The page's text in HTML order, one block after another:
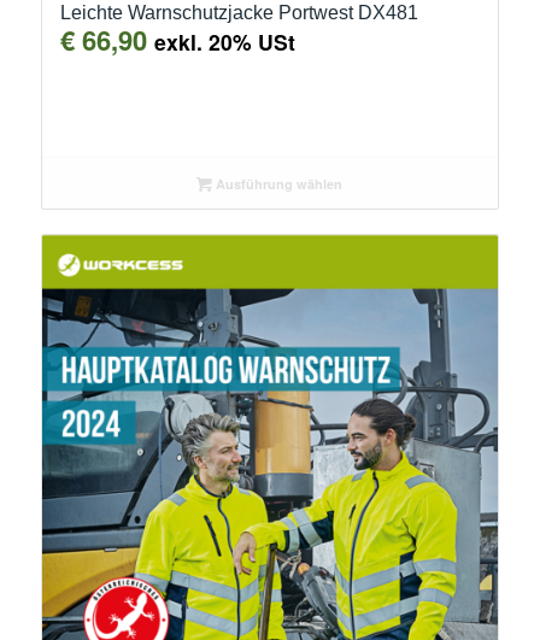
Leichte Warnschutzjacke Portwest DX481
€66,90 exkl. 20% USt
Ausführung wählen